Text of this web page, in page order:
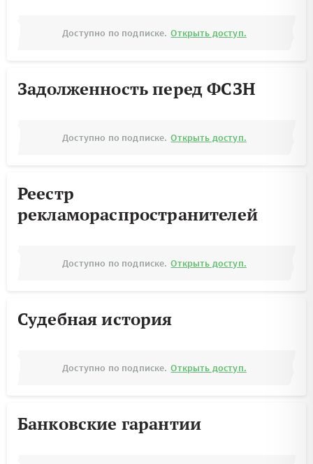
Доступно по подписке. Открыть доступ.
Задолженность перед ФСЗН
Доступно по подписке. Открыть доступ.
Реестр
рекламораспространителей
Доступно по подписке. Открыть доступ.
Судебная история
Доступно по подписке. Открыть доступ.
Банковские гарантии